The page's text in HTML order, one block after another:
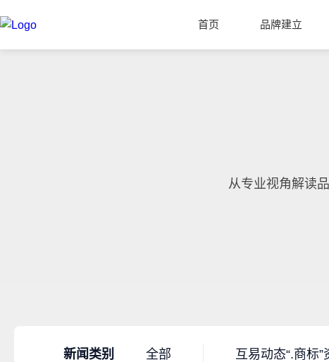
首页 品牌建立
从专业视角解读
新闻类别 全部 互易动态“.商标”